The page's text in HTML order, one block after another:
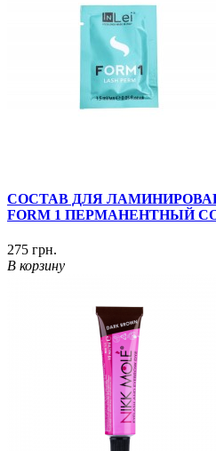
СОСТАВ ДЛЯ
FORM 1 ПЕРМАНЕНТНЫЙ
275 грн.
В корзину